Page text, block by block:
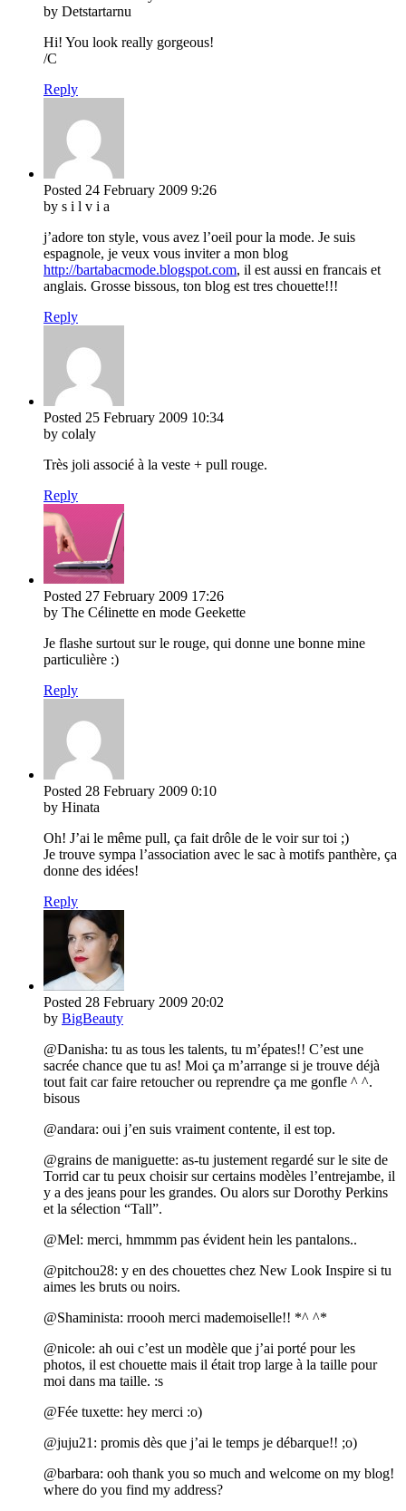
by Detstartarnu
Hi! You look really gorgeous!
/C
Reply
Posted 24 February 2009 9:26
by s i l v i a
j’adore ton style, vous avez l’oeil pour la mode. Je suis
espagnole, je veux vous inviter a mon blog
http://bartabacmode.blogspot.com, il est aussi en francais et
anglais. Grosse bissous, ton blog est tres chouette!!!
Reply
Posted 25 February 2009 10:34
by colaly
Très joli associé à la veste + pull rouge.
Reply
Posted 27 February 2009 17:26
by The Célinette en mode Geekette
Je flashe surtout sur le rouge, qui donne une bonne mine
particulière :)
Reply
Posted 28 February 2009 0:10
by Hinata
Oh! J’ai le même pull, ça fait drôle de le voir sur toi ;)
Je trouve sympa l’association avec le sac à motifs panthère, ça
donne des idées!
Reply
Posted 28 February 2009 20:02
by BigBeauty
@Danisha: tu as tous les talents, tu m’épates!! C’est une
sacrée chance que tu as! Moi ça m’arrange si je trouve déjà
tout fait car faire retoucher ou reprendre ça me gonfle ^ ^.
bisous
@andara: oui j’en suis vraiment contente, il est top.
@grains de maniguette: as-tu justement regardé sur le site de
Torrid car tu peux choisir sur certains modèles l’entrejambe, il
y a des jeans pour les grandes. Ou alors sur Dorothy Perkins
et la sélection “Tall”.
@Mel: merci, hmmmm pas évident hein les pantalons..
@pitchou28: y en des chouettes chez New Look Inspire si tu
aimes les bruts ou noirs.
@Shaminista: rroooh merci mademoiselle!! *^ ^*
@nicole: ah oui c’est un modèle que j’ai porté pour les
photos, il est chouette mais il était trop large à la taille pour
moi dans ma taille. :s
@Fée tuxette: hey merci :o)
@juju21: promis dès que j’ai le temps je débarque!! ;o)
@barbara: ooh thank you so much and welcome on my blog!
where do you find my address?